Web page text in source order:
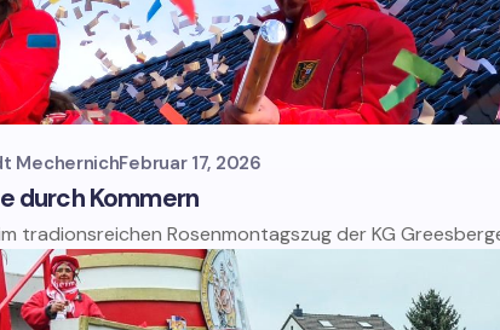
durch Kommern
MechernichFebruar 17, 2026
tradionsreichen Rosenmontagszug der KG